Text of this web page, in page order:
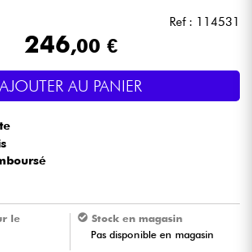
Percu
Ref : 114531
246,00 €
AJOUTER AU PANIER
le
Stock en magasin
Pas disponible en magasin